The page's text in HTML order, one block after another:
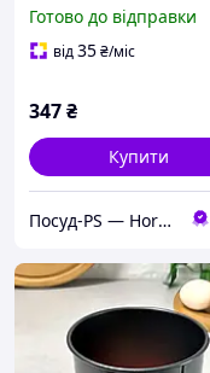
Готово до відправки
від35₴/міс
347₴
Купити
Посуд-PS — Horeca Посуд Подарунки